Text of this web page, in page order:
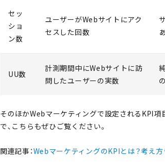
セッ
ショ
ン数
ユーザーがWebサイトにアク
セスした回数
UU数
計測期間中にWebサイトに訪
問したユーザーの実数
そのほかWebマーケティングで設定されるKPI
で、こちらもぜひご覧ください。
関連記事：WebマーケティングのKPIとは？考え